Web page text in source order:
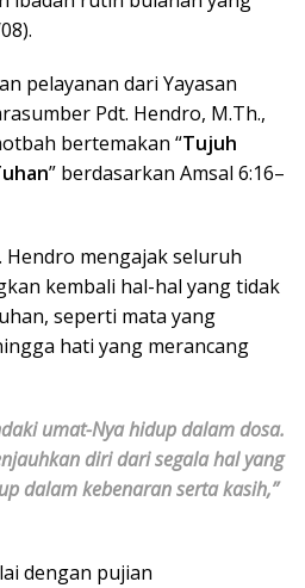
pelayanan dari Yayasan
Pdt. Hendro, M.Th.,
bertemakan “Tujuh
” berdasarkan Amsal 6:16–
Hendro mengajak seluruh
kembali hal-hal yang tidak
seperti mata yang
hati yang merancang
umat-Nya hidup dalam dosa.
diri dari segala hal yang
dalam kebenaran serta kasih,”
dengan pujian